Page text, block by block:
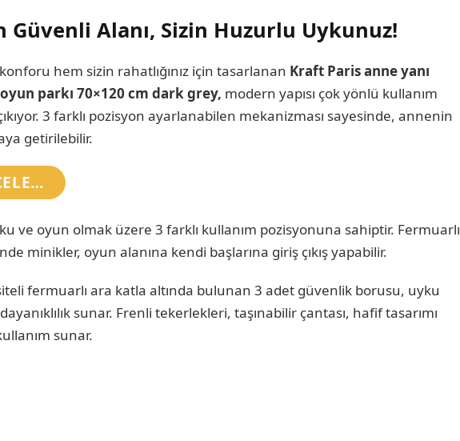
Güvenli Alanı, Sizin Huzurlu Uykunuz!
hem sizin rahatlığınız için tasarlanan Kraft Parisanne yanı
parkı 70×120 cm dark grey, modern yapısı çok yönlü kullanım
3 farklı pozisyon ayarlanabilen mekanizması sayesinde, annenin
getirilebilir.
ve oyun olmak üzere 3 farklı kullanım pozisyonuna sahiptir. Fermuarlı
minikler, oyun alanına kendi başlarına giriş çıkış yapabilir.
fermuarlı ara katla altında bulunan 3 adet güvenlik borusu, uyku
sunar. Frenli tekerlekleri, taşınabilir çantası, hafif tasarımı
sunar.